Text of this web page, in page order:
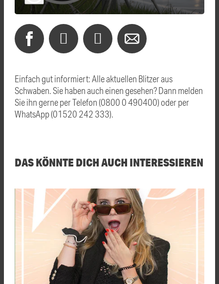
Einfach gut informiert: Alle aktuellen Blitzer aus
Schwaben. Sie haben auch einen gesehen? Dann melden
Sie ihn gerne per Telefon (0800 0 490400) oder per
WhatsApp (01520 242 333).
DAS KÖNNTE DICH AUCH INTERESSIEREN